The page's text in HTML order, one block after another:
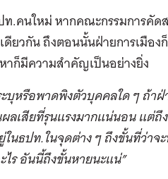
.คนใหม่ หากคณะกรรมการคัด
ยวกัน ถึงตอนนั้นฝ่ายการเมือง
าก็มีความสำคัญเป็นอย่างยิ่ง
บุหรือพาดพิงตัวบุคคลใด ๆ ถ้า
ลเสียที่รุนแรงมากแน่นอน แต่ถึ
ธปท.ในจุดต่าง ๆ ถึงขั้นที่ว่าจะ
ร อันนี้ถึงขั้นหายนะแน่”